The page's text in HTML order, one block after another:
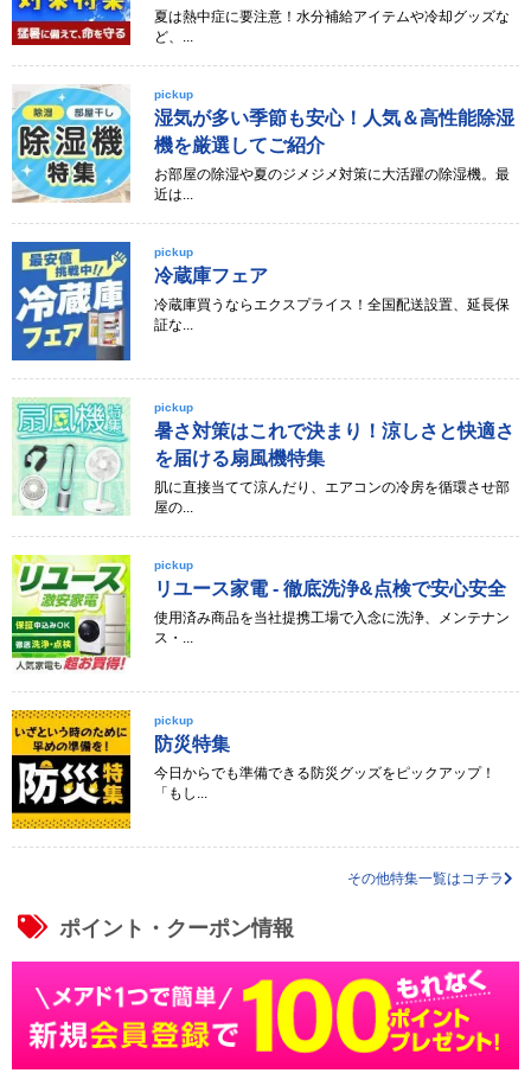
夏は熱中症に要注意！水分補給アイテムや冷却グッズな
ど、...
pickup
湿気が多い季節も安心！人気＆高性能除湿
機を厳選してご紹介
お部屋の除湿や夏のジメジメ対策に大活躍の除湿機。最
近は...
pickup
冷蔵庫フェア
冷蔵庫買うならエクスプライス！全国配送設置、延長保
証な...
pickup
暑さ対策はこれで決まり！涼しさと快適さ
を届ける扇風機特集
肌に直接当てて涼んだり、エアコンの冷房を循環させ部
屋の...
pickup
リユース家電 - 徹底洗浄&点検で安心安全
使用済み商品を当社提携工場で入念に洗浄、メンテナン
ス・...
pickup
防災特集
今日からでも準備できる防災グッズをピックアップ！
「もし...
その他特集一覧はコチラ
ポイント・クーポン情報